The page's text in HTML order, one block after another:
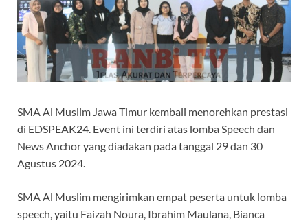
SMA Al Muslim Jawa Timur kembali menorehkan prestasi
di EDSPEAK24. Event ini terdiri atas lomba Speech dan
News Anchor yang diadakan pada tanggal 29 dan 30
Agustus 2024.
SMA Al Muslim mengirimkan empat peserta untuk lomba
speech, yaitu Faizah Noura, Ibrahim Maulana, Bianca